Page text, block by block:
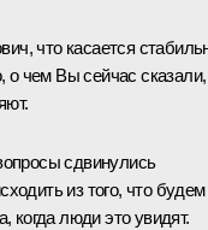
что касается
о чем Вы сейчас
сдвинулись
из того, что будем
когда люди это увидят.